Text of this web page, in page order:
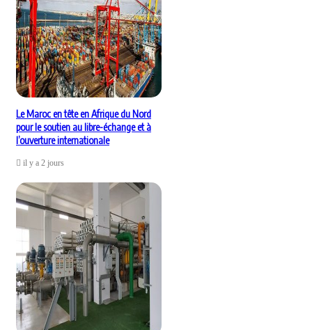
Le Maroc en tête en Afrique du Nord
pour le soutien au libre-échange et à
l’ouverture internationale
il y a 2 jours